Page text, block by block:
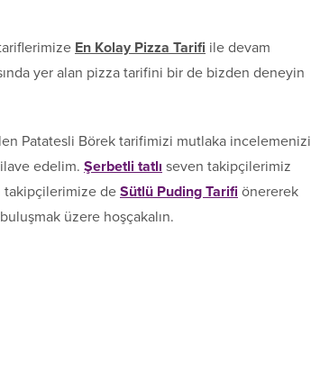
En Kolay Pizza Tarifi ile devam
yer alan pizza tarifini bir de bizden deneyin
Patatesli Börek tarifimizi mutlaka incelemenizi
edelim. Şerbetli tatlı seven takipçilerimiz
takipçilerimize deSütlü Puding Tarifi önererek
üzere hoşçakalın.